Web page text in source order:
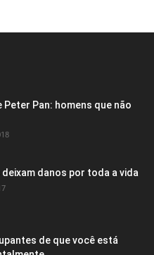
Peter Pan: homens que não
danos por toda a vida
de que você está